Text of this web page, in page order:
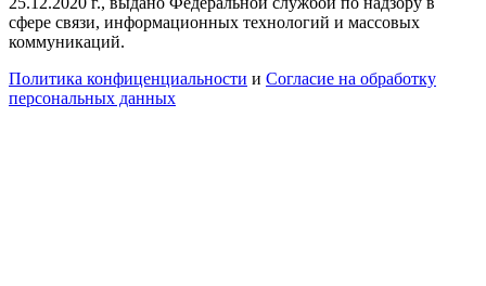
сфере связи, информационных технологий и массовых
коммуникаций.
Политика конфиценциальности и Согласие на обработку
персональных данных